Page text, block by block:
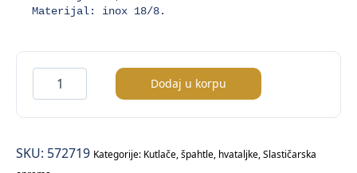
Materijal: inox 18/8.
Hvataljka
za
sladoled
količina
Dodaj u korpu
SKU: 572719 Kategorije: Kutlače, špahtle, hvataljke,Slastičarska